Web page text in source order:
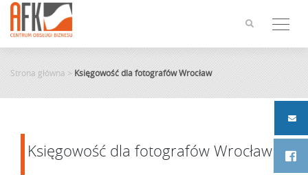
content
Strona główna > Księgowość dla fotografów Wrocław
Księgowość dla fotografów Wrocław